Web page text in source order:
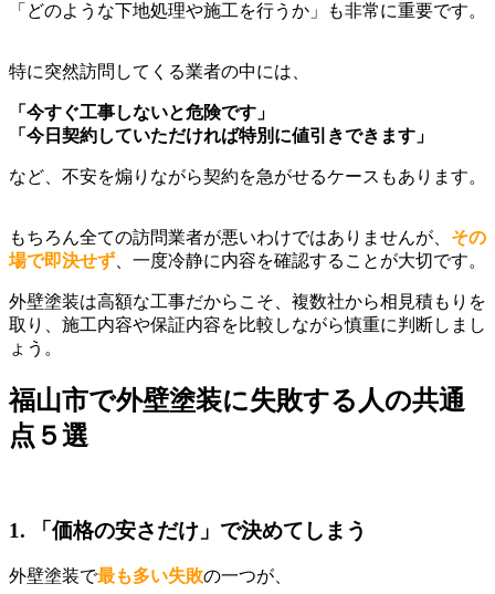
「どのような下地処理や施工を行うか」も非常に重要です。
特に突然訪問してくる業者の中には、
「今すぐ工事しないと危険です」
「今日契約していただければ特別に値引きできます」
など、不安を煽りながら契約を急がせるケースもあります。
もちろん全ての訪問業者が悪いわけではありませんが、 その
場で即決せず 、一度冷静に内容を確認することが大切です。
外壁塗装は高額な工事だからこそ、複数社から相見積もりを
取り、施工内容や保証内容を比較しながら慎重に判断しまし
ょう。
福山市で外壁塗装に失敗する人の共通
点５選
1. 「価格の安さだけ」で決めてしまう
外壁塗装で最も多い失敗の一つが、